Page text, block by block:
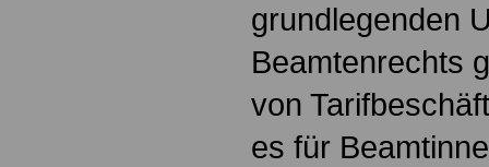
grundlegenden
Beamtenrechts
von
es für